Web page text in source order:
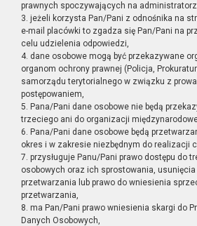
prawnych spoczywających na
3. jeżeli korzysta Pan/Pani z odnośnika na
e-mail placówki to zgadza się Pan/Pani na
celu udzielenia odpowiedzi,
4. dane osobowe mogą być przekazywane
organom ochrony prawnej (Policja,
samorządu terytorialnego w związku z
postępowaniem,
5. Pana/Pani dane osobowe nie będą
trzeciego ani do organizacji
6. Pana/Pani dane osobowe będą
okres i w zakresie niezbędnym do realizacji
7. przysługuje Panu/Pani prawo dostępu do
osobowych oraz ich sprostowania,
przetwarzania lub prawo do wniesienia
przetwarzania,
8. ma Pan/Pani prawo wniesienia skargi do
Danych Osobowych,